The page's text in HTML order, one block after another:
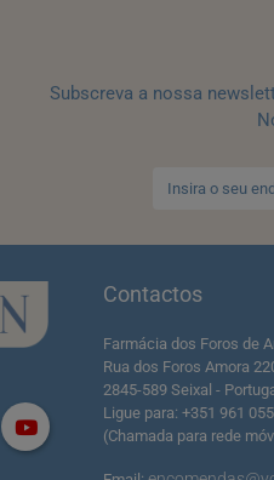
Subscreva a nossa
Contactos
Farmácia dos Foros de
Rua dos Foros Amora
2845-589 Seixal -
Ligue para: +351 961
(Chamada para rede